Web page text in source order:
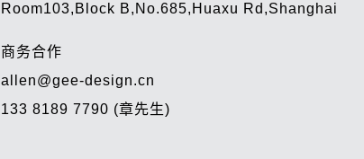
Room103,Block B,No.685,Huaxu Rd,Shanghai
商务合作
allen@gee-design.cn
133 8189 7790 (章先生)